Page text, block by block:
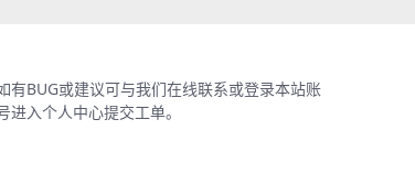
有BUG或建议可与我们在线联系或登录本站账
进入个人中心提交工单。